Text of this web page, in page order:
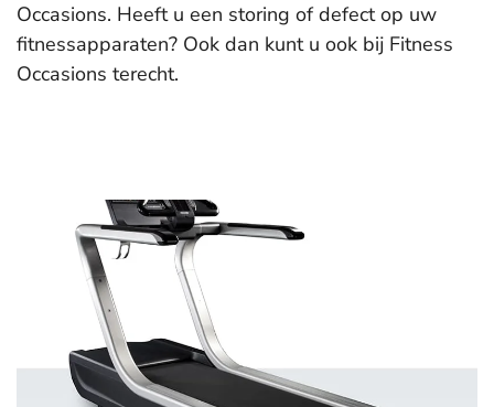
Occasions. Heeft u een storing of defect op uw
fitnessapparaten? Ook dan kunt u ook bij Fitness
Occasions terecht.